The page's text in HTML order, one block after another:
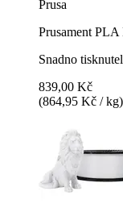
Prusa
Prusament
Snadno
839,00 Kč
(864,95 Kč / kg)